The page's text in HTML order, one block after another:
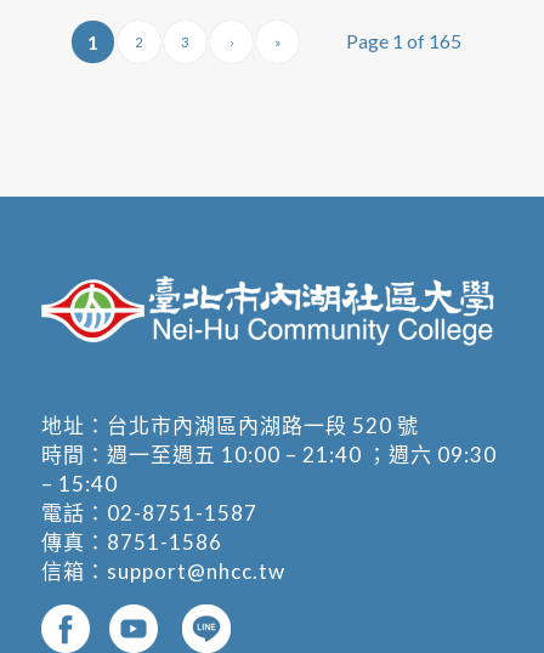
Page 1 of 165
1 2 3 › »
地址： 台北市內湖區內湖路一段 520 號
時間：週一至週五 10:00 – 21:40 ；週六 09:30
– 15:40
電話： 02-8751-1587
傳真：8751-1586
信箱： support@nhcc.tw